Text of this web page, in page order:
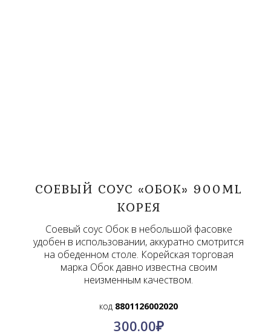
СОЕВЫЙ СОУС «ОБОК» 900ML
КОРЕЯ
Соевый соус Обок в небольшой фасовке
удобен в использовании, аккуратно смотрится
на обеденном столе. Корейская торговая
марка Обок давно известна своим
неизменным качеством.
код 8801126002020
300.00₽